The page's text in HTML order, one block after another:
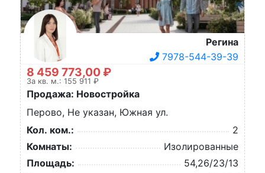
Регина
7978-544-39-39
8 459 773,00 ₽
За кв. м.: 155 911 ₽
Продажа: Новостройка
Перово, Не указан, Южная ул.
Кол. ком.:
2
Комнаты:
Изолированные
Площадь:
54,26/23/13